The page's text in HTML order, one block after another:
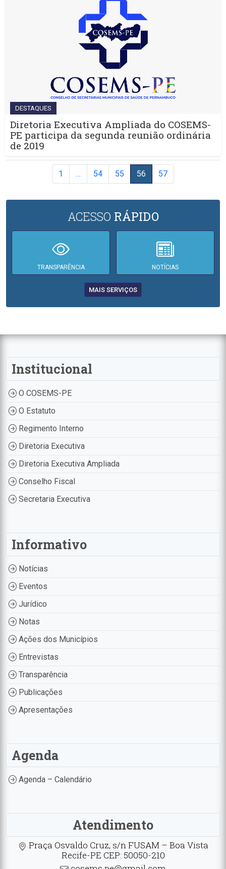
DESTAQUES
Diretoria Executiva Ampliada do COSEMS-
PE participa da segunda reunião ordinária
de 2019
1 … 54 55 56 57
ACESSO RÁPIDO
TRANSPARÊNCIA NOTÍCIAS
MAIS SERVIÇOS
Institucional
O COSEMS-PE
O Estatuto
Regimento Interno
Diretoria Executiva
Diretoria Executiva Ampliada
Conselho Fiscal
Secretaria Executiva
Informativo
Notícias
Eventos
Jurídico
Notas
Ações dos Municípios
Entrevistas
Transparência
Publicações
Apresentações
Agenda
Agenda – Calendário
Atendimento
Praça Osvaldo Cruz, s/n FUSAM – Boa Vista
Recife-PE CEP: 50050-210